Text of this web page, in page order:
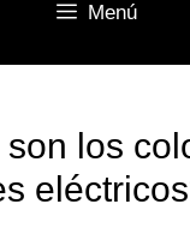
Menú
los